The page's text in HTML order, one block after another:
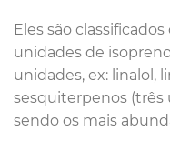
Eles são
unidades de
unidades, ex: linalol,
sesquiterpenos (três
sendo os mais